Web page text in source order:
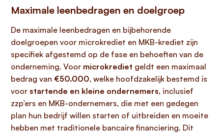
Maximale leenbedragen en doelgroep
De maximale leenbedragen en bijbehorende
doelgroepen voor microkrediet en MKB-krediet zijn
specifiek afgestemd op de fase en behoeften van de
onderneming. Voor microkrediet geldt een maximaal
bedrag van €50.000, welke hoofdzakelijk bestemd is
voor startende en kleine ondernemers, inclusief
zzp’ers en MKB-ondernemers, die met een gedegen
plan hun bedrijf willen starten of uitbreiden en moeite
hebben met traditionele bancaire financiering. Dit